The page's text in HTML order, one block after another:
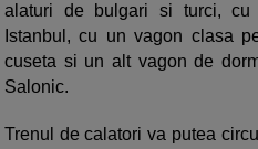
alaturi de bulgari si turci,
Istanbul, cu un vagon clasa
cuseta si un alt vagon de
Salonic.
Trenul de calatori va putea